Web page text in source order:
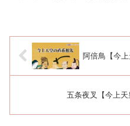
阿倍鳥【今上
五条夜叉【今上天